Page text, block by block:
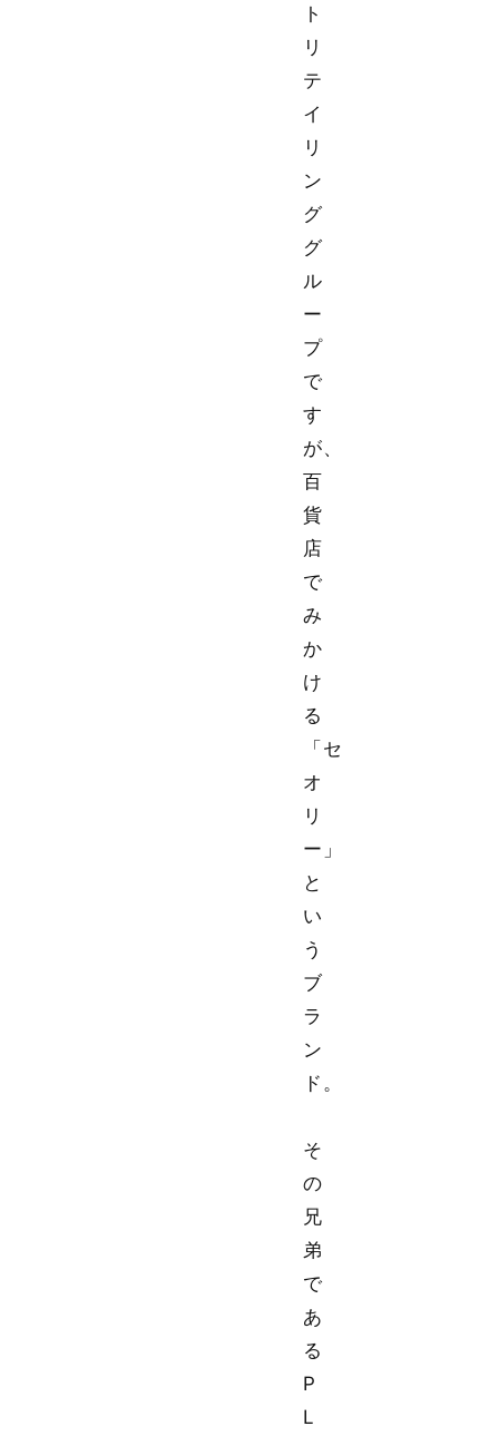
ト
リ
テ
イ
リ
ン
グ
グ
ル
ー
プ
で
す
が、
百
貨
店
で
み
か
け
る
「セ
オ
リ
ー」
と
い
う
ブ
ラ
ン
ド。
そ
の
兄
弟
で
あ
る
P
L